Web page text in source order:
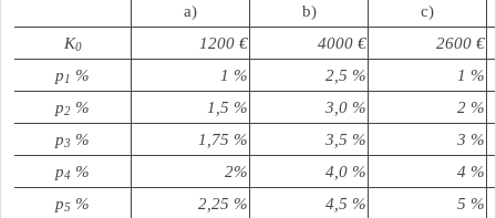
a)
b)
c)
K0 1200 € 4000 €
2600 €
p1 % 1 % 2,5 %
1 %
p2 % 1,5 % 3,0 %
2 %
p3 % 1,75 % 3,5 %
3 %
p4 % 2% 4,0 %
4 %
p5 % 2,25 % 4,5 % 5 %